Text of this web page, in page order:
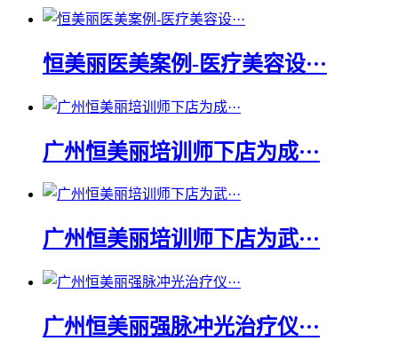
恒美丽医美案例-医疗美容设···
广州恒美丽培训师下店为成···
广州恒美丽培训师下店为武···
广州恒美丽强脉冲光治疗仪···